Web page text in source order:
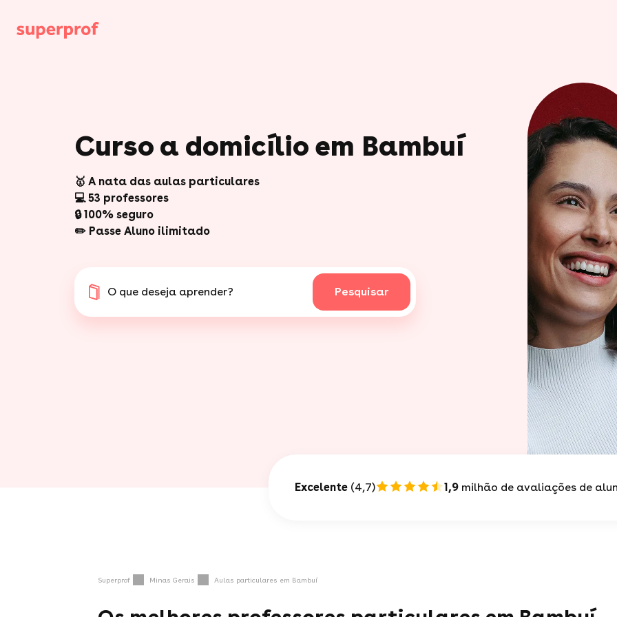
Curso a domicílio em Bambuí
🥇 A nata das aulas particulares
💻 53 professores
🔒 100% seguro
✏️ Passe Aluno ilimitado
O que deseja aprender? Pesquisar
Excelente (4,7) 1,9 milhão de avaliações de
Superprof Minas Gerais Aulas particulares em Bambuí